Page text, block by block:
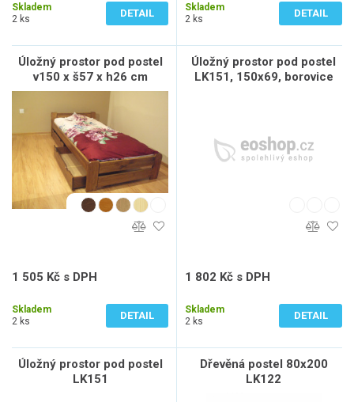
Skladem
2 ks
DETAIL
Skladem
2 ks
DETAIL
Úložný prostor pod postel
v150 x š57 x h26 cm
1 505 Kč s DPH
Skladem
2 ks
DETAIL
Úložný prostor pod postel
LK151, 150x69, borovice
1 802 Kč s DPH
Skladem
2 ks
DETAIL
Úložný prostor pod postel
LK151
Dřevěná postel 80x200
LK122